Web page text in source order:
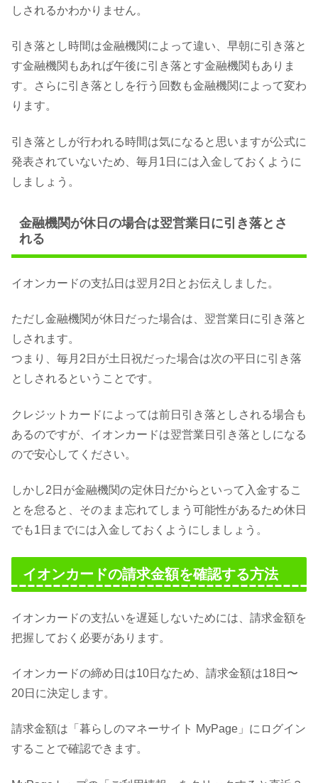
しされるかわかりません。
引き落とし時間は金融機関によって違い、早朝に引き落と
す金融機関もあれば午後に引き落とす金融機関もありま
す。さらに引き落としを行う回数も金融機関によって変わ
ります。
引き落としが行われる時間は気になると思いますが公式に
発表されていないため、毎月1日には入金しておくように
しましょう。
金融機関が休日の場合は翌営業日に引き落とさ
れる
イオンカードの支払日は翌月2日とお伝えしました。
ただし金融機関が休日だった場合は、翌営業日に引き落と
しされます。
つまり、毎月2日が土日祝だった場合は次の平日に引き落
としされるということです。
クレジットカードによっては前日引き落としされる場合も
あるのですが、イオンカードは翌営業日引き落としになる
ので安心してください。
しかし2日が金融機関の定休日だからといって入金するこ
とを怠ると、そのまま忘れてしまう可能性があるため休日
でも1日までには入金しておくようにしましょう。
イオンカードの請求金額を確認する方法
イオンカードの支払いを遅延しないためには、請求金額を
把握しておく必要があります。
イオンカードの締め日は10日なため、請求金額は18日〜
20日に決定します。
請求金額は「暮らしのマネーサイト MyPage」にログイン
することで確認できます。